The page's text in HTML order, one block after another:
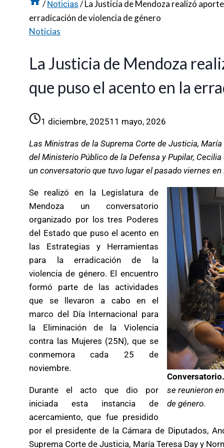
/Noticias /La Justicia de Mendoza realizó
erradicación de violencia de género
Noticias
La Justicia de Mendoza
que puso el acento en la
1 diciembre, 202511 mayo, 2026
Las Ministras de la Suprema Corte de Justicia,
del Ministerio Público de la Defensa y Pupilar,
un conversatorio que tuvo lugar el pasado viernes
se reunieron
de género.
Se realizó en la Legislatura de
Mendoza un conversatorio
organizado por los tres Poderes
del Estado que puso el acento en
las Estrategias y Herramientas
para la erradicación de la
violencia de género. El encuentro
formó parte de las actividades
que se llevaron a cabo en el
marco del Día Internacional para
la Eliminación de la Violencia
contra las Mujeres (25N), que se
conmemora cada 25 de
noviembre.
Durante el acto que dio por
iniciada esta instancia de
acercamiento, que fue presidido
por el presidente de la Cámara de Diputados,
Suprema Corte de Justicia, María Teresa Day y